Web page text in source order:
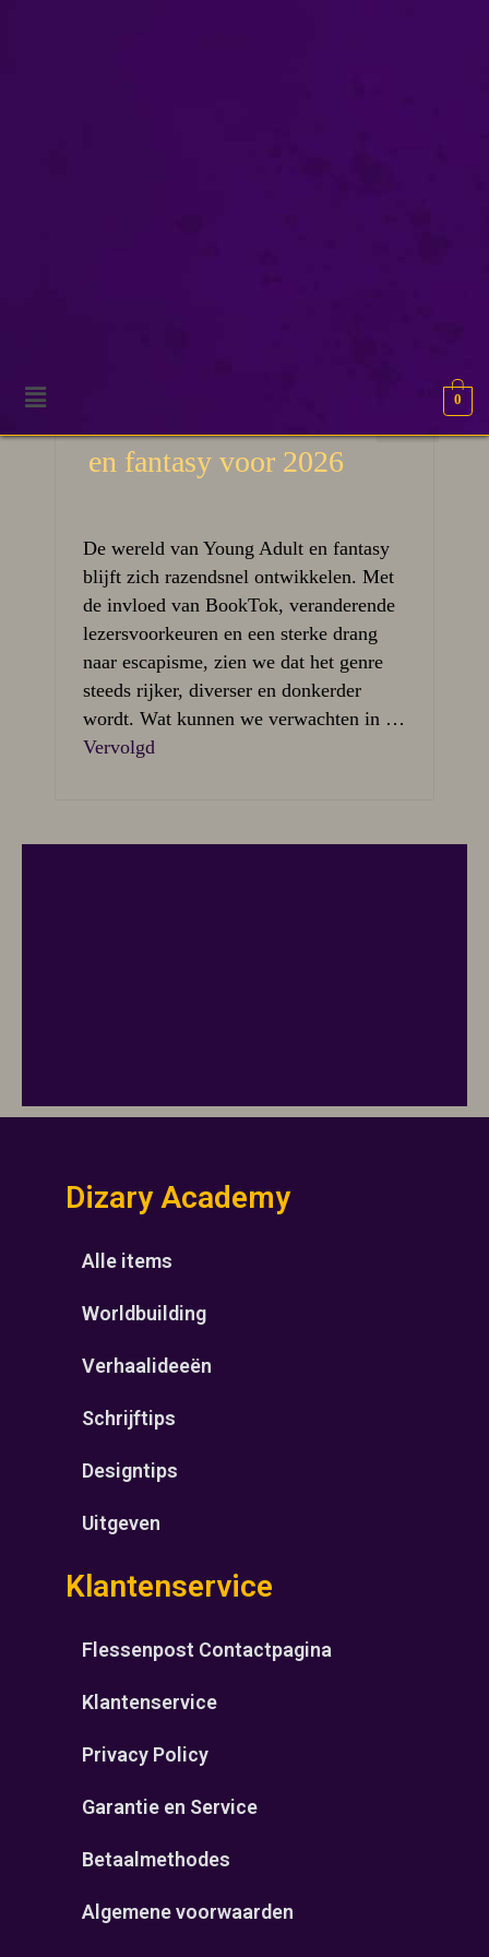
0
De boeken trends in YA
en fantasy voor 2026
De wereld van Young Adult en fantasy
blijft zich razendsnel ontwikkelen. Met
de invloed van BookTok, veranderende
lezersvoorkeuren en een sterke drang
naar escapisme, zien we dat het genre
steeds rijker, diverser en donkerder
wordt. Wat kunnen we verwachten in …
Vervolgd
Dizary Academy
Alle items
Worldbuilding
Verhaalideeën
Schrijftips
Designtips
Uitgeven
Klantenservice
Flessenpost Contactpagina
Klantenservice
Privacy Policy
Garantie en Service
Betaalmethodes
Algemene voorwaarden